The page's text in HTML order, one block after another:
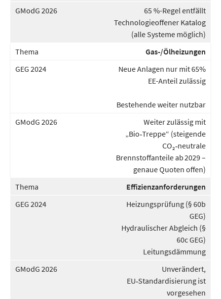
65 %-Regel entfällt
Technologieoffener Katalog
(alle Systeme möglich)
Gas-/Ölheizungen
Neue Anlagen nur mit 65%
EE-Anteil zulässig
Bestehende weiter nutzbar
Weiter zulässig mit
„Bio‑Treppe“ (steigende
CO₂‑neutrale
Brennstoffanteile ab 2029 –
genaue Quoten offen)
Effizienzanforderungen
Heizungsprüfung (§ 60b
GEG)
Hydraulischer Abgleich (§
60c GEG)
Leitungsdämmung
Unverändert,
EU‑Standardisierung ist
vorgesehen